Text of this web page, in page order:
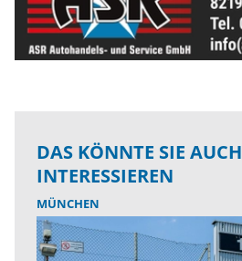
DAS KÖNNTE SIE AUCH
INTERESSIEREN
MÜNCHEN